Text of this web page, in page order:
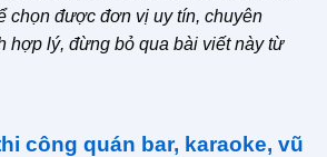
chọn được đơn vị uy tín, chuyên
hợp lý, đừng bỏ qua bài viết này từ
công quán bar, karaoke, vũ